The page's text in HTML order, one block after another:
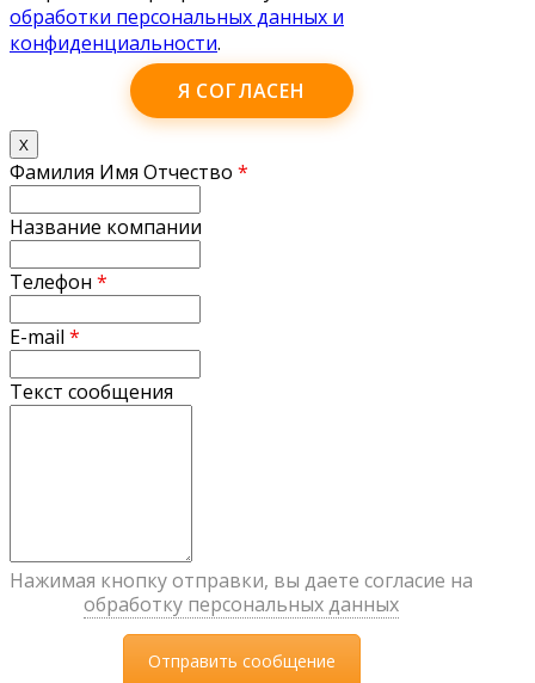
обработки персональных данных и
конфиденциальности.
Я СОГЛАСЕН
X
Фамилия Имя Отчество *
Название компании
Телефон *
E-mail *
Текст сообщения
Нажимая кнопку отправки, вы даете согласие на
обработку персональных данных